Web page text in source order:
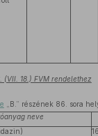
18.) FVM rendelethez
„B.” részének 86. sora
neve